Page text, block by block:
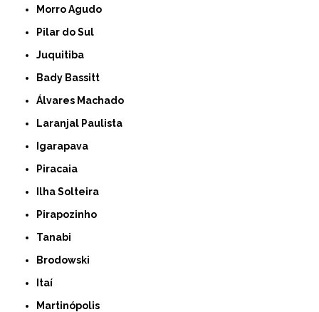
Morro Agudo
Pilar do Sul
Juquitiba
Bady Bassitt
Álvares Machado
Laranjal Paulista
Igarapava
Piracaia
Ilha Solteira
Pirapozinho
Tanabi
Brodowski
Itaí
Martinópolis